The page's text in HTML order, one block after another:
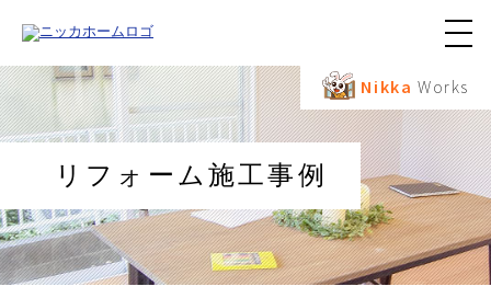
メ
ュ
ボ
タ
ン
Nikka Works
リフォーム施工事例